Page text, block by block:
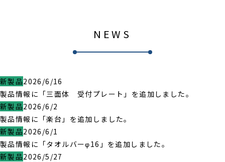
NEWS
新製品2026/6/16
製品情報に「三面体 受付プレート」を追加しました。
新製品2026/6/2
製品情報に「楽台」を追加しました。
新製品2026/6/1
製品情報に「タオルバーφ16」を追加しました。
新製品2026/5/27